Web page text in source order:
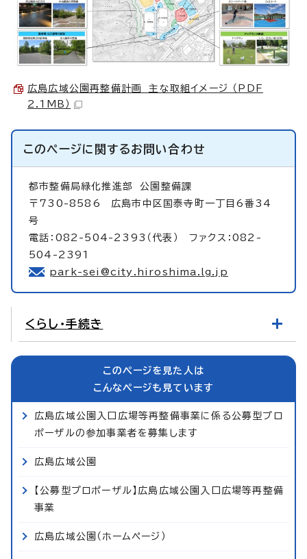
広島広域公園再整備計画 主な取組イメージ （PDF
2.1MB）
このページに関するお問い合わせ
都市整備局緑化推進部公園整備課
〒730-8586 広島市中区国泰寺町一丁目6番34
号
電話：082-504-2393（代表） ファクス：082-
504-2391
park-sei@city.hiroshima.lg.jp
くらし・手続き
このページを見た人は
こんなページも見ています
広島広域公園入口広場等再整備事業に係る公募型プロ
ポーザルの参加事業者を募集します
広島広域公園
【公募型プロポーザル】広島広域公園入口広場等再整備
事業
広島広域公園（ホームページ）